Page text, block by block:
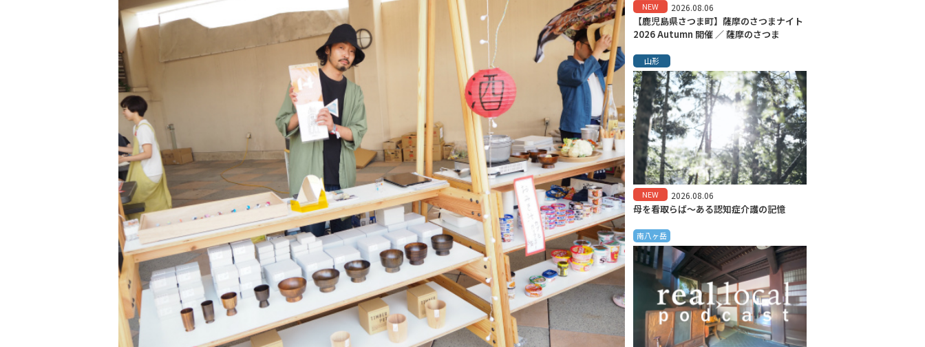
NEW 2026.08.06
【鹿児島県さつま町】薩摩のさつまナイト
2026 Autumn 開催 ／ 薩摩のさつま
山形
NEW 2026.08.06
母を看取らば～ある認知症介護の記憶
南八ヶ岳